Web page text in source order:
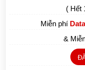
( Hết
Miễn phí
&